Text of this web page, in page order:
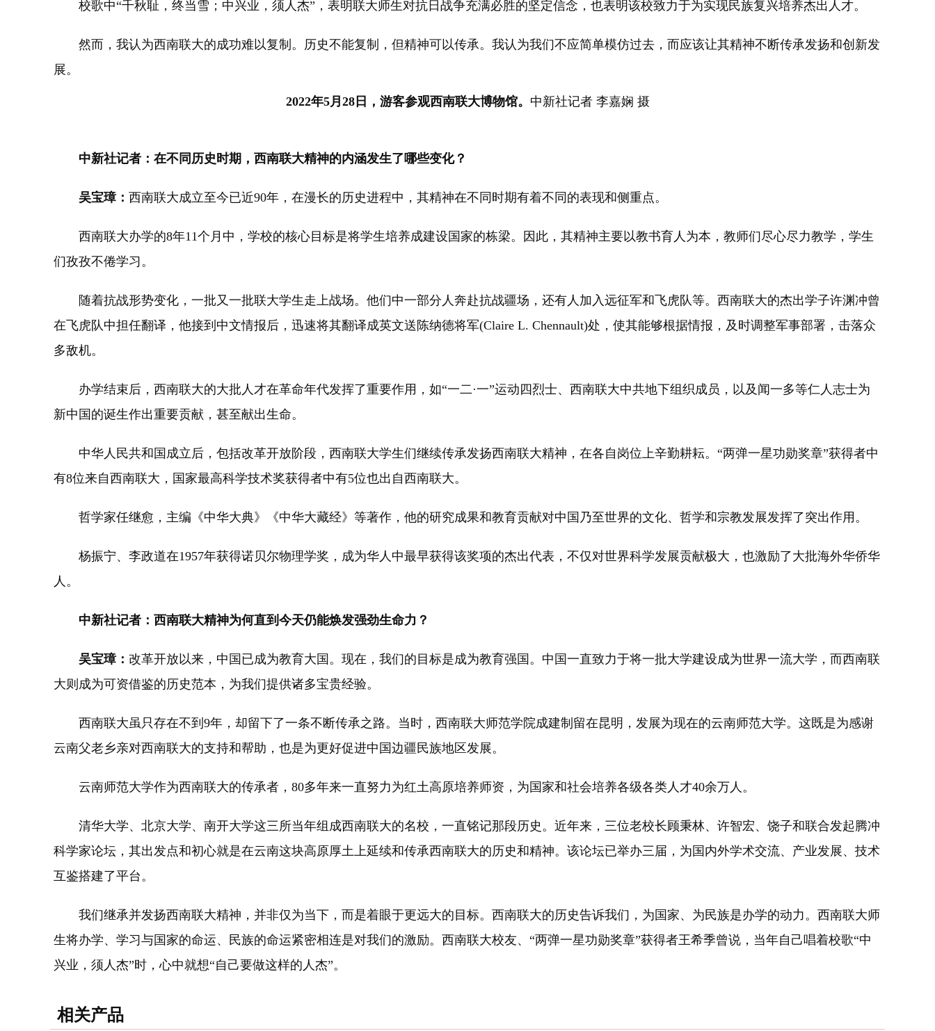
校歌中“千秋耻，终当雪；中兴业，须人杰”，表明联大师生对抗日战争充满必胜的坚定信念，也表明该校致力于为实现民族复兴培养杰出人才。
然而，我认为西南联大的成功难以复制。历史不能复制，但精神可以传承。我认为我们不应简单模仿过去，而应该让其精神不断传承发扬和创新发
展。
2022年5月28日，游客参观西南联大博物馆。 中新社记者 李嘉娴 摄
中新社记者：在不同历史时期，西南联大精神的内涵发生了哪些变化？
吴宝璋： 西南联大成立至今已近90年，在漫长的历史进程中，其精神在不同时期有着不同的表现和侧重点。
西南联大办学的8年11个月中，学校的核心目标是将学生培养成建设国家的栋梁。因此，其精神主要以教书育人为本，教师们尽心尽力教学，学生
们孜孜不倦学习。
随着抗战形势变化，一批又一批联大学生走上战场。他们中一部分人奔赴抗战疆场，还有人加入远征军和飞虎队等。西南联大的杰出学子许渊冲曾
在飞虎队中担任翻译，他接到中文情报后，迅速将其翻译成英文送陈纳德将军(Claire L. Chennault)处，使其能够根据情报，及时调整军事部署，击落众
多敌机。
办学结束后，西南联大的大批人才在革命年代发挥了重要作用，如“一二·一”运动四烈士、西南联大中共地下组织成员，以及闻一多等仁人志士为
新中国的诞生作出重要贡献，甚至献出生命。
中华人民共和国成立后，包括改革开放阶段，西南联大学生们继续传承发扬西南联大精神，在各自岗位上辛勤耕耘。“两弹一星功勋奖章”获得者中
有8位来自西南联大，国家最高科学技术奖获得者中有5位也出自西南联大。
哲学家任继愈，主编《中华大典》《中华大藏经》等著作，他的研究成果和教育贡献对中国乃至世界的文化、哲学和宗教发展发挥了突出作用。
杨振宁、李政道在1957年获得诺贝尔物理学奖，成为华人中最早获得该奖项的杰出代表，不仅对世界科学发展贡献极大，也激励了大批海外华侨华
人。
中新社记者：西南联大精神为何直到今天仍能焕发强劲生命力？
吴宝璋： 改革开放以来，中国已成为教育大国。现在，我们的目标是成为教育强国。中国一直致力于将一批大学建设成为世界一流大学，而西南联
大则成为可资借鉴的历史范本，为我们提供诸多宝贵经验。
西南联大虽只存在不到9年，却留下了一条不断传承之路。当时，西南联大师范学院成建制留在昆明，发展为现在的云南师范大学。这既是为感谢
云南父老乡亲对西南联大的支持和帮助，也是为更好促进中国边疆民族地区发展。
云南师范大学作为西南联大的传承者，80多年来一直努力为红土高原培养师资，为国家和社会培养各级各类人才40余万人。
清华大学、北京大学、南开大学这三所当年组成西南联大的名校，一直铭记那段历史。近年来，三位老校长顾秉林、许智宏、饶子和联合发起腾冲
科学家论坛，其出发点和初心就是在云南这块高原厚土上延续和传承西南联大的历史和精神。该论坛已举办三届，为国内外学术交流、产业发展、技术
互鉴搭建了平台。
我们继承并发扬西南联大精神，并非仅为当下，而是着眼于更远大的目标。西南联大的历史告诉我们，为国家、为民族是办学的动力。西南联大师
生将办学、学习与国家的命运、民族的命运紧密相连是对我们的激励。西南联大校友、“两弹一星功勋奖章”获得者王希季曾说，当年自己唱着校歌“中
兴业，须人杰”时，心中就想“自己要做这样的人杰”。
相关产品